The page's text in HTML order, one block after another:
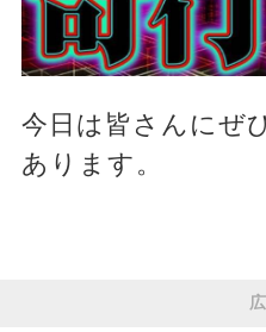
今日は皆さんにぜ
あります。